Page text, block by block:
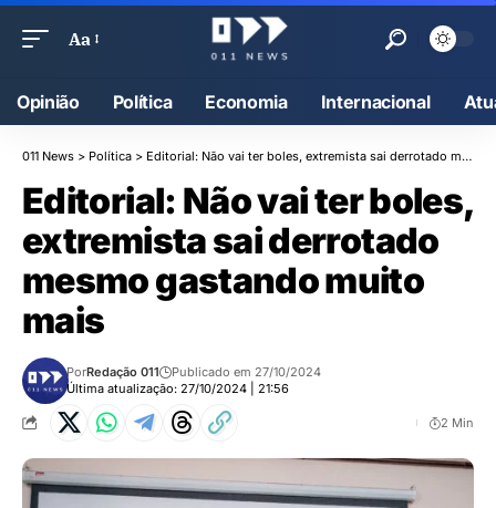
Aa
Opinião Política Economia Internacional
011 News > Política > Editorial: Não vai ter boles, extremista sai derrotado mesmo gastando muito mais
Editorial: Não vai ter boles,
extremista sai derrotado
mesmo gastando muito
mais
Última atualização: 27/10/2024 | 21:56
PorRedação 011 Publicado em 27/10/2024
2 Min